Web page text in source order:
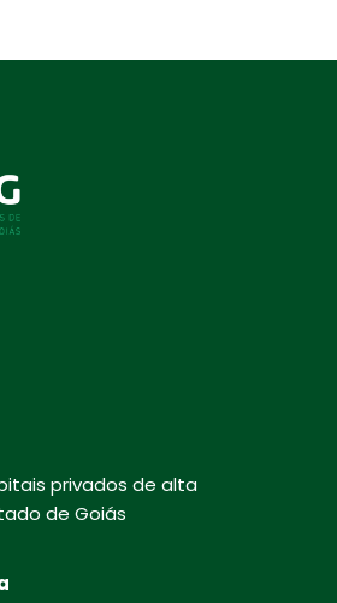
privados de alta
de Goiás